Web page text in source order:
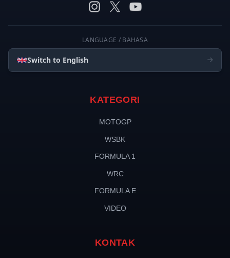
LANGUAGE / BAHASA
Switch to English
KATEGORI
MOTOGP
WSBK
FORMULA 1
WRC
FORMULA E
VIDEO
KONTAK